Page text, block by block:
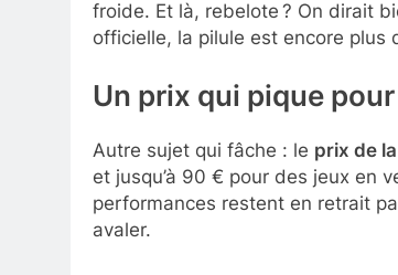
froide. Et là, rebelote ? On dirait
officielle, la pilule est encore plus
Un prix qui pique
Autre sujet qui fâche : le prix de
et jusqu’à 90 € pour des jeux en
performances restent en retrait
avaler.